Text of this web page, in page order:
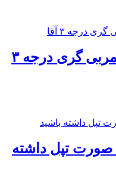
کلاس تئوری مربی گری درجه ۳
صورت تپل داشته